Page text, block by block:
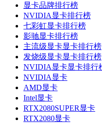
显卡品牌排行榜
NVIDIA显卡排行榜
七彩虹显卡排行榜
影驰显卡排行榜
主流级显卡显卡排行榜
发烧级显卡显卡排行榜
NVIDIA显卡显卡排行
NVIDIA显卡
AMD显卡
Intel显卡
RTX2080SUPER显卡
RTX2080显卡